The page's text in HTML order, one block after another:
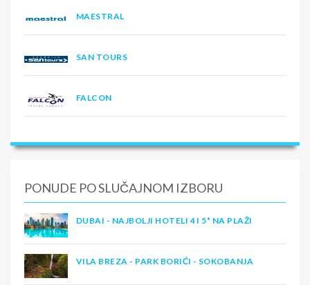
MAESTRAL
SAN TOURS
FALCON
PONUDE PO SLUČAJNOM IZBORU
DUBAI - NAJBOLJI HOTELI 4 I 5* NA PLAŽI
VILA BREZA - PARK BORIĆI - SOKOBANJA